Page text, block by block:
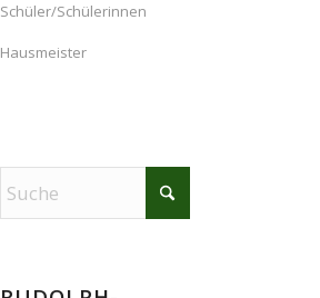
Schüler/Schülerinnen
Hausmeister